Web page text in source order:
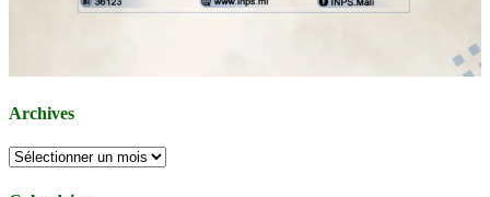
Archives
Archives